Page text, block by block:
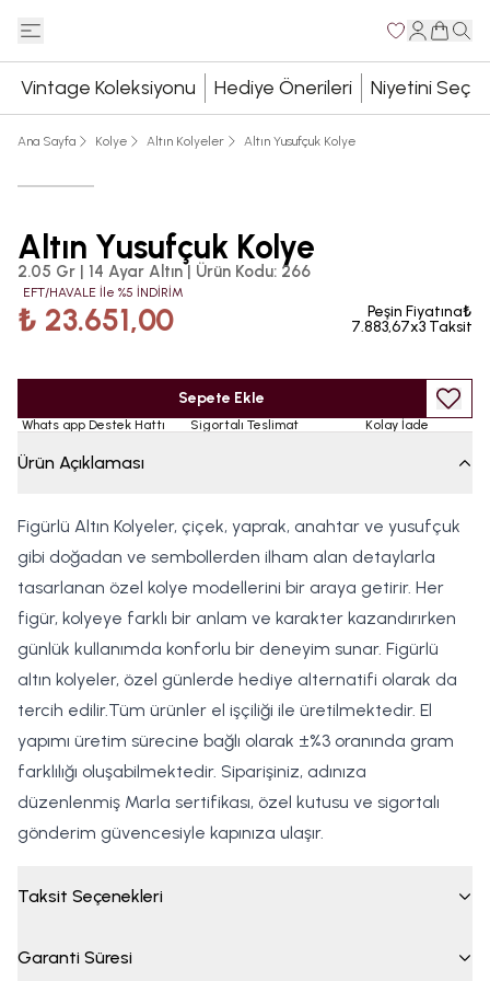
Vintage Koleksiyonu Hediye Önerileri Niyetini Seç
Ana Sayfa Kolye Altın Kolyeler Altın Yusufçuk Kolye
Altın Yusufçuk Kolye
2.05 Gr | 14 Ayar Altın | Ürün Kodu: 266
EFT/HAVALE İle %5 İNDİRİM
₺ 23.651,00
Peşin Fiyatına₺
7.883,67x3 Taksit
Sepete Ekle
Whats app Destek Hattı Sigortalı Teslimat Kolay İade
Ürün Açıklaması
Figürlü Altın Kolyeler, çiçek, yaprak, anahtar ve yusufçuk
gibi doğadan ve sembollerden ilham alan detaylarla
tasarlanan özel kolye modellerini bir araya getirir. Her
figür, kolyeye farklı bir anlam ve karakter kazandırırken
günlük kullanımda konforlu bir deneyim sunar. Figürlü
altın kolyeler, özel günlerde hediye alternatifi olarak da
tercih edilir.Tüm ürünler el işçiliği ile üretilmektedir. El
yapımı üretim sürecine bağlı olarak ±%3 oranında gram
farklılığı oluşabilmektedir. Siparişiniz, adınıza
düzenlenmiş Marla sertifikası, özel kutusu ve sigortalı
gönderim güvencesiyle kapınıza ulaşır.
Taksit Seçenekleri
Garanti Süresi